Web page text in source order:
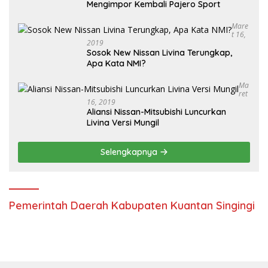
Mengimpor Kembali Pajero Sport
Mare
T 16,
2019
Sosok New Nissan Livina Terungkap,
Apa Kata NMI?
Ma
Ret
16, 2019
Aliansi Nissan-Mitsubishi Luncurkan
Livina Versi Mungil
Selengkapnya
Pemerintah Daerah Kabupaten Kuantan Singingi